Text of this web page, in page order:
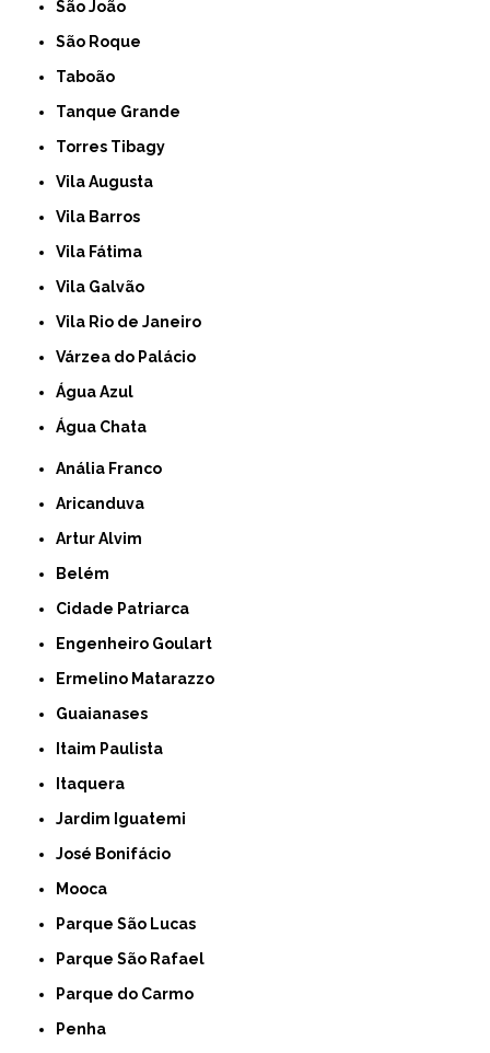
São João
São Roque
Taboão
Tanque Grande
Torres Tibagy
Vila Augusta
Vila Barros
Vila Fátima
Vila Galvão
Vila Rio de Janeiro
Várzea do Palácio
Água Azul
Água Chata
Anália Franco
Aricanduva
Artur Alvim
Belém
Cidade Patriarca
Engenheiro Goulart
Ermelino Matarazzo
Guaianases
Itaim Paulista
Itaquera
Jardim Iguatemi
José Bonifácio
Mooca
Parque São Lucas
Parque São Rafael
Parque do Carmo
Penha